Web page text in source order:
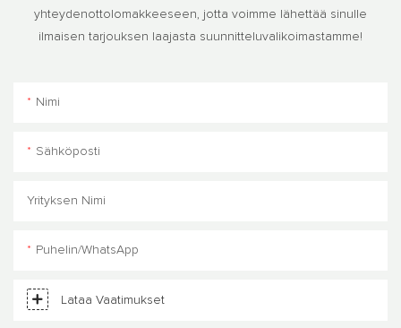
yhteydenottolomakkeeseen, jotta voimme lähettää sinulle
ilmaisen tarjouksen laajasta suunnitteluvalikoimastamme!
Nimi
Sähköposti
Yrityksen Nimi
Puhelin/WhatsApp
Lataa Vaatimukset